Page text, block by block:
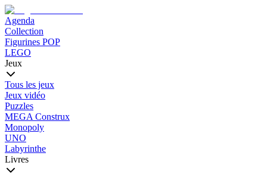
Agenda
Collection
Figurines POP
LEGO
Jeux
Tous les jeux
Jeux vidéo
Puzzles
MEGA Construx
Monopoly
UNO
Labyrinthe
Livres